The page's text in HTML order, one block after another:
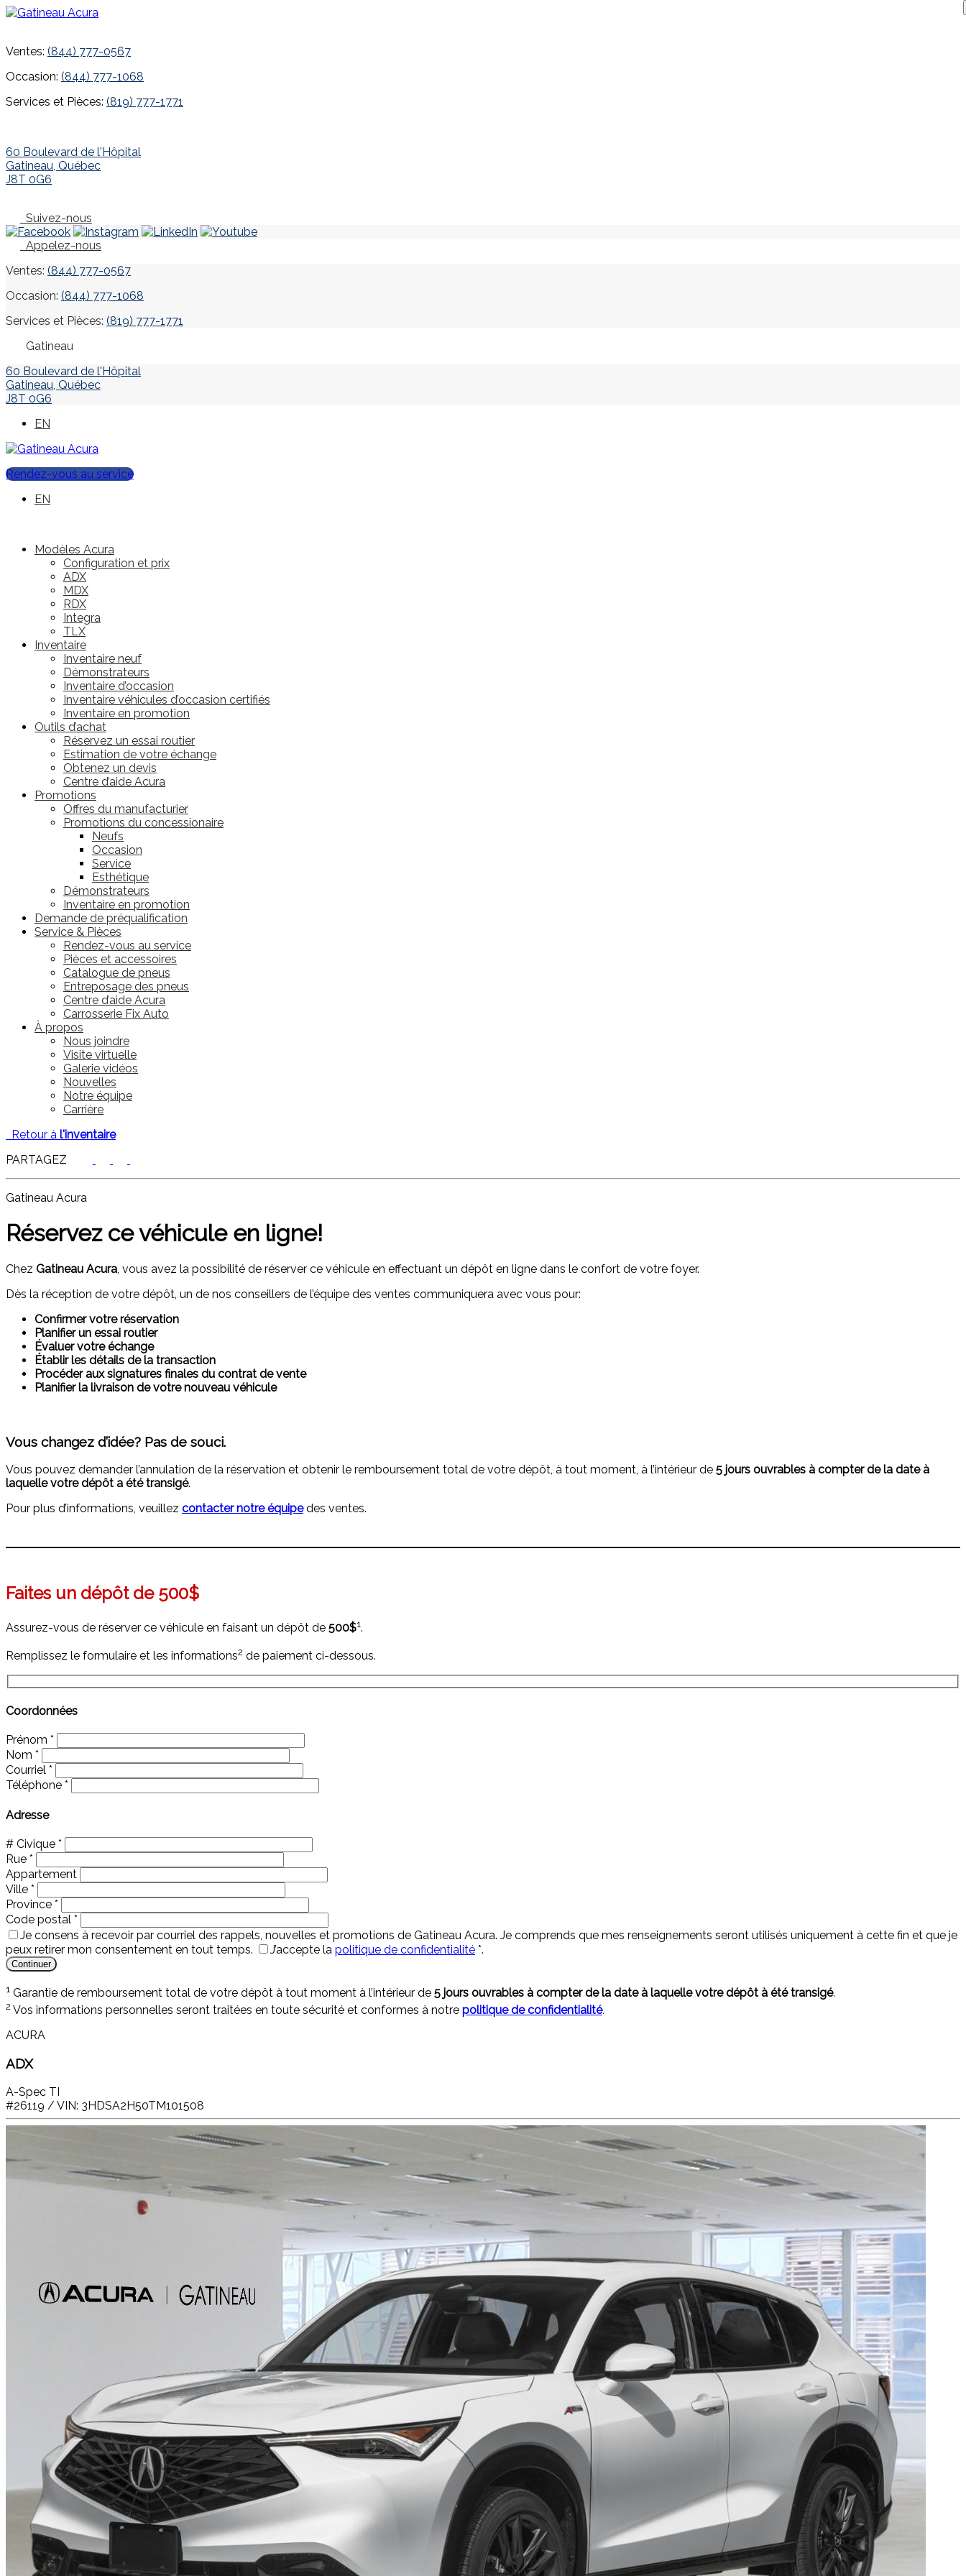
Ventes: (844) 777-0567
Occasion: (844) 777-1068
Services et Pièces: (819) 777-1771
60 Boulevard de l'Hôpital
Gatineau, Québec
J8T 0G6
Suivez-nous
Appelez-nous
Ventes: (844) 777-0567
Occasion: (844) 777-1068
Services et Pièces: (819) 777-1771
Gatineau
60 Boulevard de l'Hôpital
Gatineau, Québec
J8T 0G6
EN
Rendez-vous au service
EN
Modèles Acura
Configuration et prix
ADX
MDX
RDX
Integra
TLX
Inventaire
Inventaire neuf
Démonstrateurs
Inventaire d’occasion
Inventaire véhicules d’occasion certifiés
Inventaire en promotion
Outils d’achat
Réservez un essai routier
Estimation de votre échange
Obtenez un devis
Centre d’aide Acura
Promotions
Offres du manufacturier
Promotions du concessionaire
Neufs
Occasion
Service
Esthétique
Démonstrateurs
Inventaire en promotion
Demande de préqualification
Service & Pièces
Rendez-vous au service
Pièces et accessoires
Catalogue de pneus
Entreposage des pneus
Centre d’aide Acura
Carrosserie Fix Auto
À propos
Nous joindre
Visite virtuelle
Galerie vidéos
Nouvelles
Notre équipe
Carrière
Retour à l'inventaire
PARTAGEZ
Gatineau Acura
Réservez ce véhicule en ligne!
Chez Gatineau Acura, vous avez la possibilité de réserver ce véhicule en effectuant un dépôt en ligne dans le confort de votre foyer.
Dès la réception de votre dépôt, un de nos conseillers de l’équipe des ventes communiquera avec vous pour:
Confirmer votre réservation
Planifier un essai routier
Évaluer votre échange
Établir les détails de la transaction
Procéder aux signatures finales du contrat de vente
Planifier la livraison de votre nouveau véhicule
Vous changez d’idée? Pas de souci.
Vous pouvez demander l’annulation de la réservation et obtenir le remboursement total de votre dépôt, à tout moment, à l’intérieur de 5 jours ouvrables à compter de la date à
laquelle votre dépôt a été transigé.
Pour plus d’informations, veuillez contacter notre équipedes ventes.
Faites un dépôt de 500$
Assurez-vous de réserver ce véhicule en faisant un dépôt de 500$1.
Remplissez le formulaire et les informations2 de paiement ci-dessous.
Coordonnées
Prénom *
Nom *
Courriel *
Téléphone *
Adresse
# Civique *
Rue *
Appartement
Ville *
Province *
Code postal *
Je consens à recevoir par courriel des rappels, nouvelles et promotions de Gatineau Acura. Je comprends que mes renseignements seront utilisés uniquement à cette fin et que je
peux retirer mon consentement en tout temps.
J’accepte la politique de confidentialité *.
1 Garantie de remboursement total de votre dépôt à tout moment à l’intérieur de 5 jours ouvrables à compter de la date à laquelle votre dépôt à été transigé.
2 Vos informations personnelles seront traitées en toute sécurité et conformes à notre politique de confidentialité.
ACURA
ADX
A-Spec TI
#26119 / VIN: 3HDSA2H50TM101508